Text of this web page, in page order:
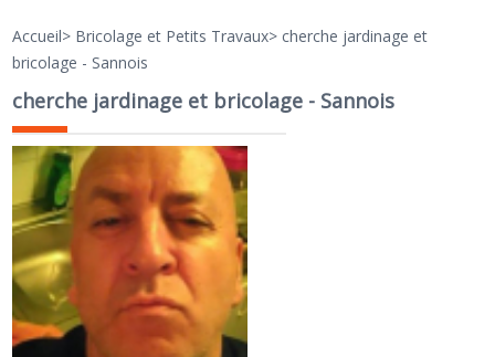
Accueil> Bricolage et Petits Travaux> cherche jardinage et
bricolage - Sannois
cherche jardinage et bricolage - Sannois